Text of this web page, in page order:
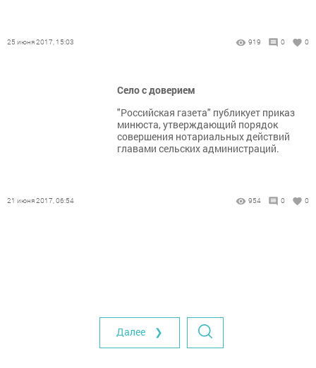
25 июня 2017, 15:03 919 0 0
Село с доверием
"Российская газета" публикует приказ
минюста, утверждающий порядок
совершения нотариальных действий
главами сельских администраций.
21 июня 2017, 06:54 954 0 0
Далее ❯